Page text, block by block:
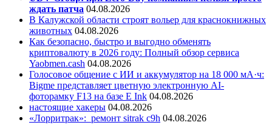
ждать патча 04.08.2026
В Калужской области строят вольер для краснокнижных
животных 04.08.2026
Как безопасно, быстро и выгодно обменять
криптовалюту в 2026 году: Полный обзор сервиса
Yaobmen.cash 04.08.2026
Голосовое общение с ИИ и аккумулятор на 18 000 мА·ч:
Bigme представляет цветную электронную AI-
фоторамку F13 на базе E Ink 04.08.2026
настоящие хакеры 04.08.2026
«Лорритрак»: ремонт sitrak c9h 04.08.2026